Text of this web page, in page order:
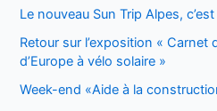
Le nouveau Sun Trip Alpes,
Retour sur l’exposition « Carnet
d’Europe à vélo solaire »
Week-end «Aide à la